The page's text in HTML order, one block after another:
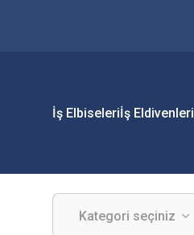
İş Elbiseleriİş Eldivenleri